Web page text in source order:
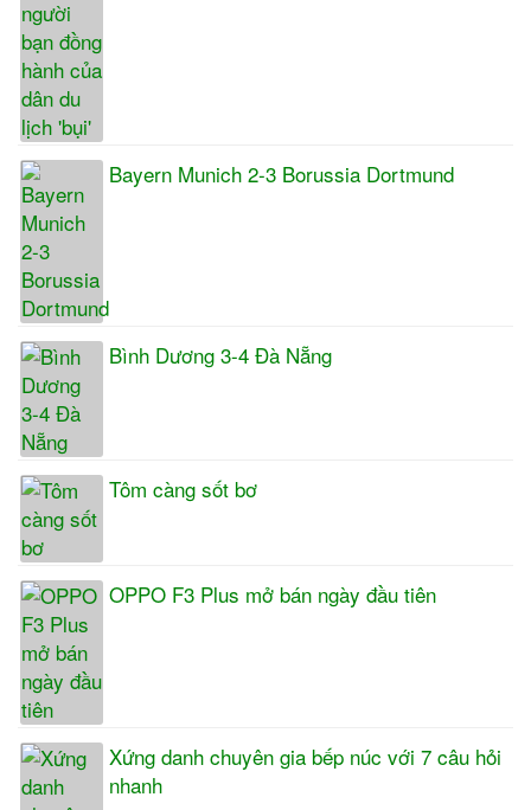
Bayern Munich 2-3 Borussia Dortmund
Bình Dương 3-4 Đà Nẵng
Tôm càng sốt bơ
OPPO F3 Plus mở bán ngày đầu tiên
Xứng danh chuyên gia bếp núc với 7 câu hỏi
nhanh